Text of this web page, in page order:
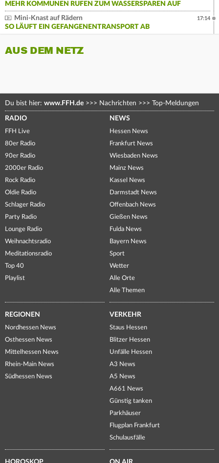
MEHR KOMMUNEN RUFEN ZUM WASSERSPAREN AUF
Mini-Knast auf Rädern
SO LÄUFT EIN GEFANGENENTRANSPORT AB
17:14
AUS DEM NETZ
Du bist hier: www.FFH.de >>> Nachrichten >>> Top-Meldungen
RADIO
FFH Live
80er Radio
90er Radio
2000er Radio
Rock Radio
Oldie Radio
Schlager Radio
Party Radio
Lounge Radio
Weihnachtsradio
Meditationsradio
Top 40
Playlist
NEWS
Hessen News
Frankfurt News
Wiesbaden News
Mainz News
Kassel News
Darmstadt News
Offenbach News
Gießen News
Fulda News
Bayern News
Sport
Wetter
Alle Orte
Alle Themen
REGIONEN
Nordhessen News
Osthessen News
Mittelhessen News
Rhein-Main News
Südhessen News
VERKEHR
Staus Hessen
Blitzer Hessen
Unfälle Hessen
A3 News
A5 News
A661 News
Günstig tanken
Parkhäuser
Flugplan Frankfurt
Schulausfälle